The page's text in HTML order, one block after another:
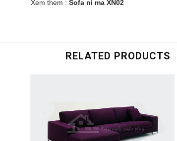
Xem them : Sofa ni ma XN02
RELATED PRODUCTS